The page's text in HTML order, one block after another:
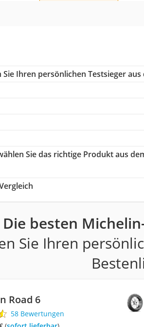
Ihren persönlichen Testsieger
Sie das richtige Produkt aus
Die besten
Sie Ihren
Road 6
58 Bewertungen